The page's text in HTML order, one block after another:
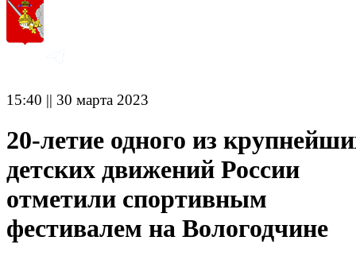
15:40 || 30 марта 2023
20-летие одного из
детских движений России
отметили спортивным
фестивалем на Вологодчине